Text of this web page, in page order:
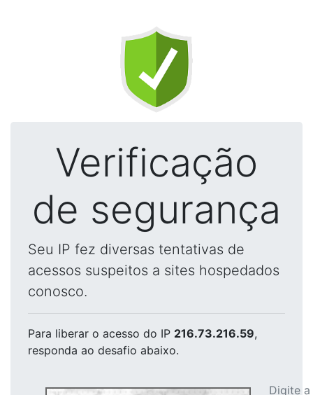
Verificação
de segurança
Seu IP fez diversas tentativas de
acessos suspeitos a sites hospedados
conosco.
Para liberar o acesso do IP 216.73.216.59,
responda ao desafio abaixo.
Digite